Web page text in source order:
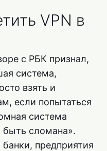
VPN в
с РБК признал,
система,
взять и
если попытаться
система
быть сломана».
предприятия